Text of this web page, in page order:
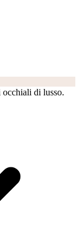
occhiali di lusso.